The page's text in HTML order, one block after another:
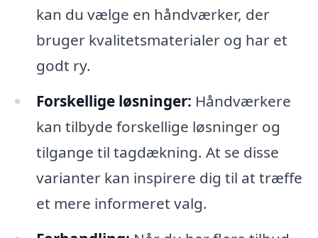
kan du vælge en håndværker, der
bruger kvalitetsmaterialer og har et
godt ry.
Forskellige løsninger: Håndværkere
kan tilbyde forskellige løsninger og
tilgange til tagdækning. At se disse
varianter kan inspirere dig til at træffe
et mere informeret valg.